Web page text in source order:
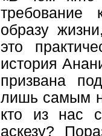
требование
образу
это
история
призвана
лишь самым
кто из нас
аскезу?